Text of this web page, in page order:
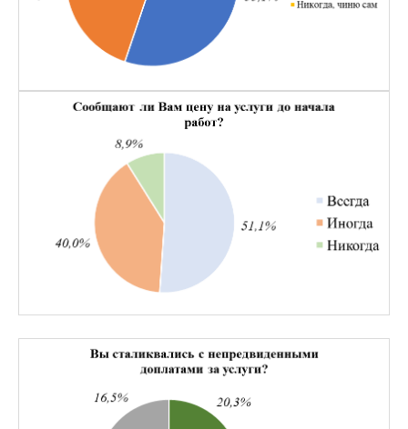
Приемная
Министра
Горячая линия
Пресс-служба
Вышестоящий
государственный
Важное на сайте
Сообщить о росте
Ценообразование
на лекарственные
медицинского
назначения и
медицинскую
технику